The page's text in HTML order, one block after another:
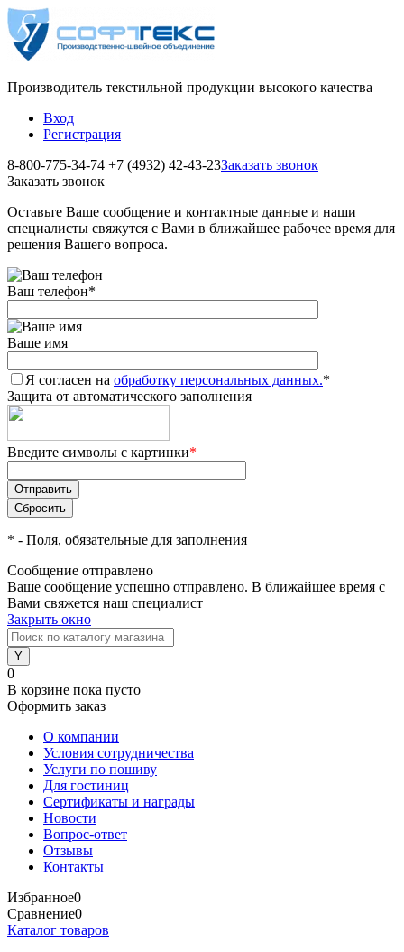
Производитель текстильной продукции высокого качества
Вход
Регистрация
8-800-775-34-74 +7 (4932) 42-43-23Заказать звонок
Заказать звонок
Оставьте Ваше сообщение и контактные данные и наши
специалисты свяжутся с Вами в ближайшее рабочее время для
решения Вашего вопроса.
Ваш телефон*
Ваше имя
Я согласен на обработку персональных данных.*
Защита от автоматического заполнения
Введите символы с картинки*
* - Поля, обязательные для заполнения
Сообщение отправлено
Ваше сообщение успешно отправлено. В ближайшее время с
Вами свяжется наш специалист
Закрыть окно
0
В корзине пока пусто
Оформить заказ
О компании
Условия сотрудничества
Услуги по пошиву
Для гостиниц
Сертификаты и награды
Новости
Вопрос-ответ
Отзывы
Контакты
Избранное0
Сравнение0
Каталог товаров